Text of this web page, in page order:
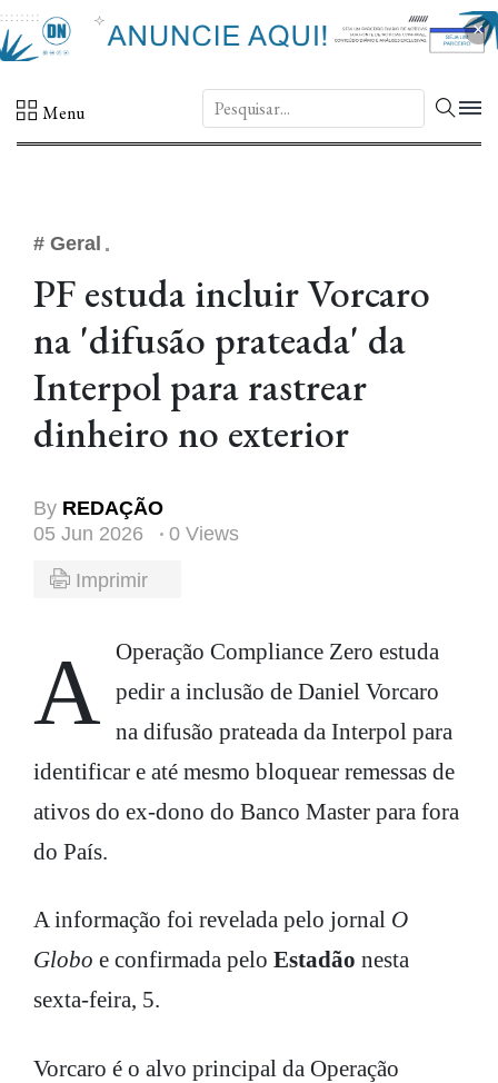
×
Menu DN.
# Geral
PF estuda incluir Vorcaro
na 'difusão prateada' da
Interpol para rastrear
dinheiro no exterior
By REDAÇÃO
05 Jun 2026
0 Views
Imprimir
A Operação Compliance Zero estuda pedir a inclusão de Daniel Vorcaro
na difusão prateada da Interpol para
identificar e até mesmo bloquear remessas de
ativos do ex-dono do Banco Master para fora
do País.
A informação foi revelada pelo jornal O
Globo e confirmada pelo Estadão nesta
sexta-feira, 5.
Vorcaro é o alvo principal da Operação